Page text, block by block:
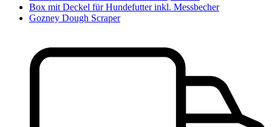
Box mit Deckel für Hundefutter inkl. Messbecher
Gozney Dough Scraper